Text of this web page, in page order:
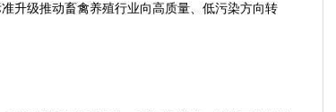
升级推动畜禽养殖行业向高质量、低污染方向转